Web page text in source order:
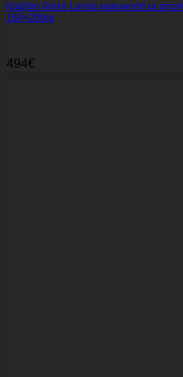
Κρεβάτι διπλό Lunda pakoworld με
160×200εκ
494€